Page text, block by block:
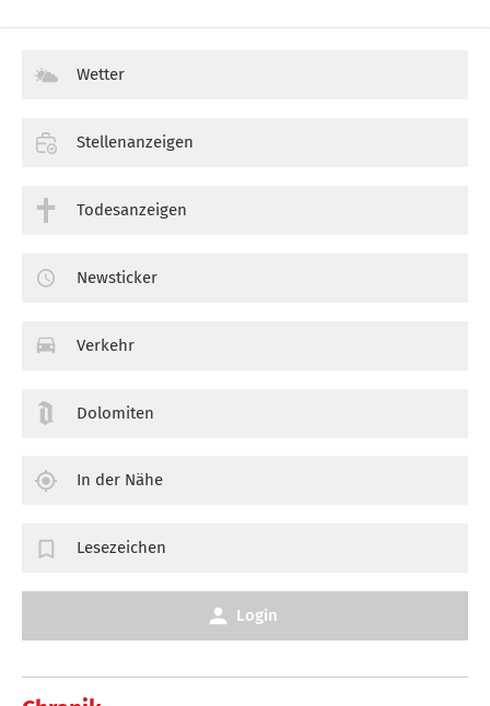
Wetter
Stellenanzeigen
Todesanzeigen
Newsticker
Verkehr
Dolomiten
In der Nähe
Lesezeichen
Login